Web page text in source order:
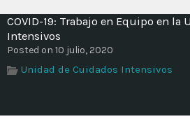
COVID-19: Trabajo en Equipo en la
Intensivos
Posted on 10 julio, 2020
Unidad de Cuidados Intensivos